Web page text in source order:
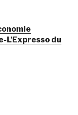
du